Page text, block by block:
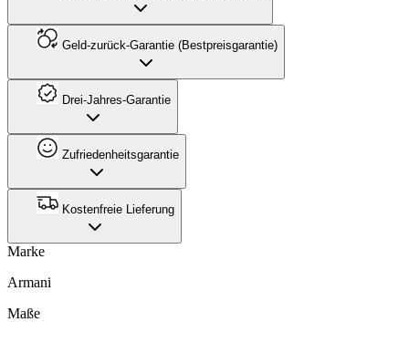
Geld-zurück-Garantie (Bestpreisgarantie)
Drei-Jahres-Garantie
Zufriedenheitsgarantie
Kostenfreie Lieferung
Marke
Armani
Maße